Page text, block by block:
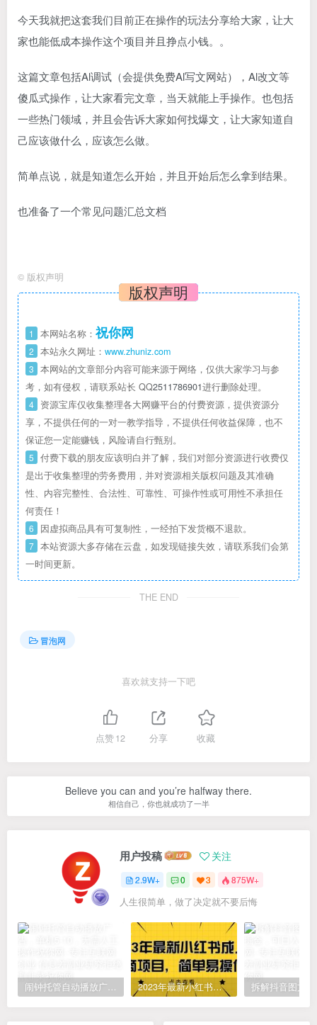
今天我就把这套我们目前正在操作的玩法分享给大家，让大
家也能低成本操作这个项目并且挣点小钱。。
这篇文章包括Al调试（会提供免费Al写文网站），Al改文等
傻瓜式操作，让大家看完文章，当天就能上手操作。也包括
一些热门领域，并且会告诉大家如何找爆文，让大家知道自
己应该做什么，应该怎么做。
简单点说，就是知道怎么开始，并且开始后怎么拿到结果。
也准备了一个常见问题汇总文档
© 版权声明
版权声明
1 本网站名称： 祝你网
2 本站永久网址： www.zhuniz.com
3 本网站的文章部分内容可能来源于网络，仅供大家学习与参
考，如有侵权，请联系站长 QQ2511786901进行删除处理。
4 资源宝库仅收集整理各大网赚平台的付费资源，提供资源分
享，不提供任何的一对一教学指导，不提供任何收益保障，也不
保证您一定能赚钱，风险请自行甄别。
5 付费下载的朋友应该明白并了解，我们对部分资源进行收费仅
是出于收集整理的劳务费用，并对资源相关版权问题及其准确
性、内容完整性、合法性、可靠性、可操作性或可用性不承担任
何责任！
6 因虚拟商品具有可复制性，一经拍下发货概不退款。
7 本站资源大多存储在云盘，如发现链接失效，请联系我们会第
一时间更新。
THE END
冒泡网
喜欢就支持一下吧
点赞12 分享 收藏
Believe you can and you’re halfway there.
相信自己，你也就成功了一半
用户投稿 关注
2.9W+ 0 3 875W+
人生很简单，做了决定就不要后悔
闹钟托管自动播放广告，单机5-10，无需人工操作 2023年最新小红书成人电商项目，简单易操作【详细教程】